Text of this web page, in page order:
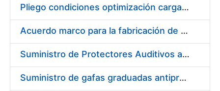
Mostra/Amaga Pliego condiciones optimización cargas compras firmado
Acuerdo marco para la fabricación de piezas
Suministro de Protectores Auditivos a medida para las personas trabajadoras de los Centros de Trabajo de Madrid y Burgos
Suministro de gafas graduadas antiproyecciones para los trabajadores de la FNMT-RCM en los centros de trabajo de Madrid y Burgos